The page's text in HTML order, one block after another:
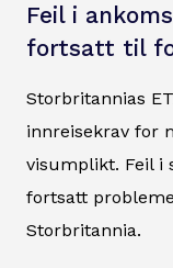
Feil i
fortsatt til
Storbritannias
innreisekrav for
visumplikt. Feil i
fortsatt
Storbritannia.